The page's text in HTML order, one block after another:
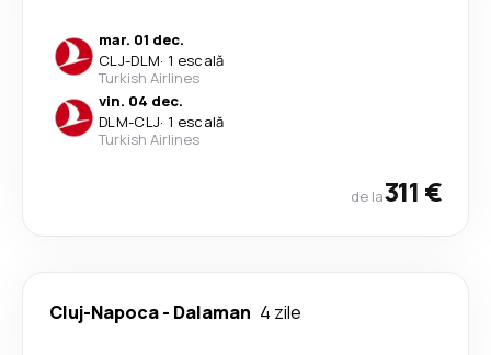
mar. 01 dec.
CLJ-DLM· 1 escală
Turkish Airlines
vin. 04 dec.
DLM-CLJ· 1 escală
Turkish Airlines
de la311 €
Cluj-Napoca- Dalaman 4 zile